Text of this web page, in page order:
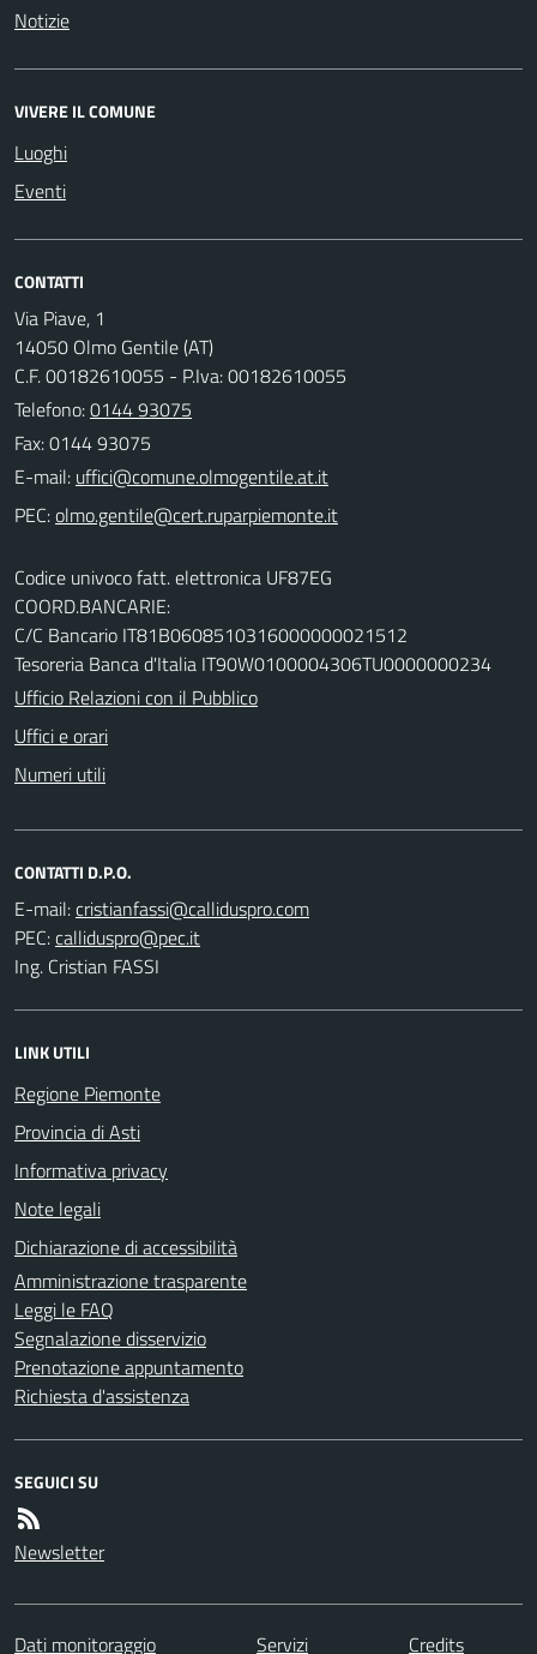
Notizie
VIVERE IL COMUNE
Luoghi
Eventi
CONTATTI
Via Piave, 1
14050 Olmo Gentile (AT)
C.F. 00182610055 - P.Iva: 00182610055
Telefono:0144 93075
Fax: 0144 93075
E-mail:
PEC:
Codice univoco fatt. elettronica UF87EG
COORD.BANCARIE:
C/C Bancario IT81B0608510316000000021512
Tesoreria Banca d'Italia IT90W0100004306TU0000000234
Ufficio Relazioni con il Pubblico
Uffici e orari
Numeri utili
CONTATTI D.P.O.
E-mail:
PEC:
Ing. Cristian FASSI
LINK UTILI
Regione Piemonte
Provincia di Asti
Informativa privacy
Note legali
Dichiarazione di accessibilità
Amministrazione trasparente
Leggi le FAQ
Segnalazione disservizio
Prenotazione appuntamento
Richiesta d'assistenza
SEGUICI SU
Newsletter
Dati monitoraggio Servizi Credits